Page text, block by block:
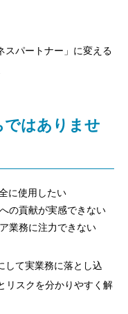
スパートナー」に変える
ではありませ
に使用したい
の貢献が実感できない
業務に注力できない
して実業務に落とし込
リスクを分かりやすく解